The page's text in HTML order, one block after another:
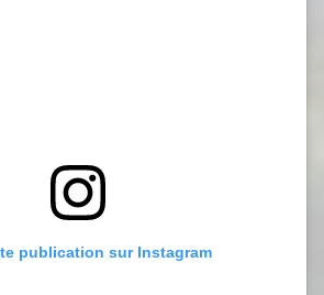
publication sur Instagram